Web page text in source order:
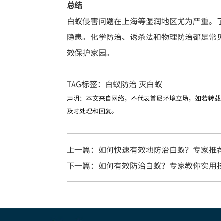
总结
白蚁侵害问题在上海等湿润地区尤为严重
隐患。化学防治、诱杀法和物理防治都是
效保护家园。
TAG标签： 白蚁防治 灭白蚁
声明：本文来自网络，不代表普尼环境立场，如若转
及时处理和回复。
上一篇：如何快速有效地防治白蚁？专家推
下一篇：如何有效防治白蚁？专家教你实用